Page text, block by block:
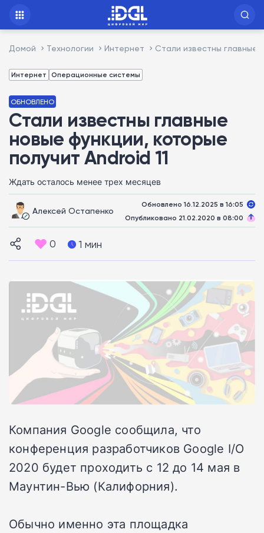
Домой Технологии Интернет Стали известны главные
Интернет Операционные системы
ОБНОВЛЕНО
Стали известны главные
новые функции, которые
получит Android 11
Ждать осталось менее трех месяцев
Алексей Остапенко
Обновлено 16.12.2025 в 16:05
Опубликовано 21.02.2020 в 08:00
0 1 мин
Компания Google сообщила, что
конференция разработчиков Google I/O
2020 будет проходить с 12 до 14 мая в
Маунтин-Вью (Калифорния).
Обычно именно эта площадка